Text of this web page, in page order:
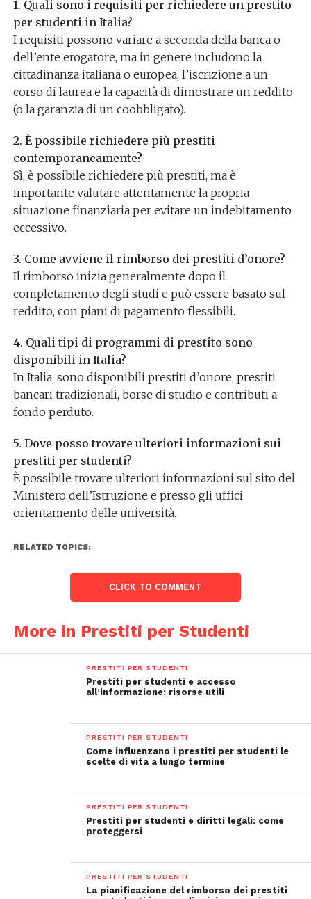
1. Quali sono i requisiti per richiedere un prestito
per studenti in Italia?
I requisiti possono variare a seconda della banca o
dell’ente erogatore, ma in genere includono la
cittadinanza italiana o europea, l’iscrizione a un
corso di laurea e la capacità di dimostrare un reddito
(o la garanzia di un coobbligato).
2. È possibile richiedere più prestiti
contemporaneamente?
Sì, è possibile richiedere più prestiti, ma è
importante valutare attentamente la propria
situazione finanziaria per evitare un indebitamento
eccessivo.
3. Come avviene il rimborso dei prestiti d’onore?
Il rimborso inizia generalmente dopo il
completamento degli studi e può essere basato sul
reddito, con piani di pagamento flessibili.
4. Quali tipi di programmi di prestito sono
disponibili in Italia?
In Italia, sono disponibili prestiti d’onore, prestiti
bancari tradizionali, borse di studio e contributi a
fondo perduto.
5. Dove posso trovare ulteriori informazioni sui
prestiti per studenti?
È possibile trovare ulteriori informazioni sul sito del
Ministero dell’Istruzione e presso gli uffici
orientamento delle università.
RELATED TOPICS:
CLICK TO COMMENT
More in Prestiti per Studenti
PRESTITI PER STUDENTI
Prestiti per studenti e accesso
all’informazione: risorse utili
PRESTITI PER STUDENTI
Come influenzano i prestiti per studenti le
scelte di vita a lungo termine
PRESTITI PER STUDENTI
Prestiti per studenti e diritti legali: come
proteggersi
PRESTITI PER STUDENTI
La pianificazione del rimborso dei prestiti